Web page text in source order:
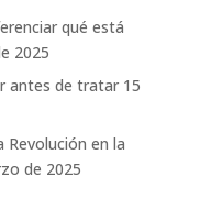
qué está
2025
antes de tratar 15
Revolución en la
de 2025